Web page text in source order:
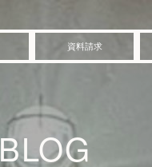
資料請求
BLOG